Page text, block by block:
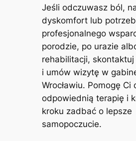
Jeśli odczuwasz ból,
dyskomfort lub
profesjonalnego
porodzie, po urazie
rehabilitacji, skontaktuj
i umów wizytę w
Wrocławiu. Pomogę Ci
odpowiednią terapię i
kroku zadbać o lepsze
samopoczucie.